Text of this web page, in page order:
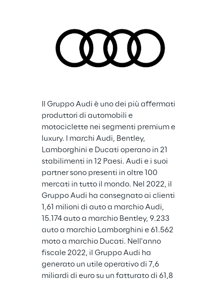
Il Gruppo Audi è uno dei più affermati
produttori di automobili e
motociclette nei segmenti premium e
luxury. I marchi Audi, Bentley,
Lamborghini e Ducati operano in 21
stabilimenti in 12 Paesi. Audi e i suoi
partner sono presenti in oltre 100
mercati in tutto il mondo. Nel 2022, il
Gruppo Audi ha consegnato ai clienti
1,61 milioni di auto a marchio Audi,
15.174 auto a marchio Bentley, 9.233
auto a marchio Lamborghini e 61.562
moto a marchio Ducati. Nell'anno
fiscale 2022, il Gruppo Audi ha
generato un utile operativo di 7,6
miliardi di euro su un fatturato di 61,8